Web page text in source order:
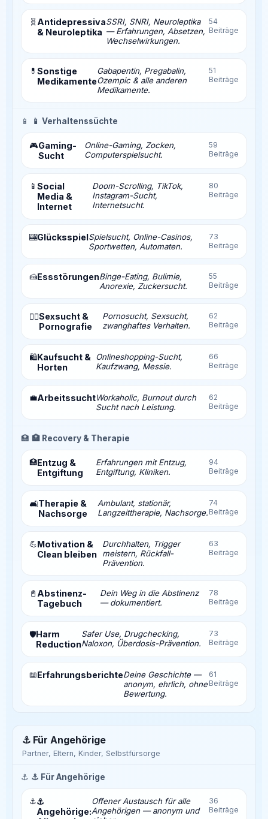
🧬 Antidepressiva
& Neuroleptika
SSRI, SNRI, Neuroleptika
— Erfahrungen, Absetzen,
Wechselwirkungen.
54
Beiträge
💊 Sonstige
Medikamente
Gabapentin, Pregabalin,
Ozempic & alle anderen
Medikamente.
51
Beiträge
📱 📱 Verhaltenssüchte
🎮Gaming-
Sucht
Online-Gaming, Zocken,
Computerspielsucht.
59
Beiträge
📱 Social
Media &
Internet
Doom-Scrolling, TikTok,
Instagram-Sucht,
Internetsucht.
80
Beiträge
🎰GlücksspielSpielsucht, Online-Casinos,
Sportwetten, Automaten.
73
Beiträge
🍰EssstörungenBinge-Eating, Bulimie,
Anorexie, Zuckersucht.
55
Beiträge
❤️‍🔥Sexsucht &
Pornografie
Pornosucht, Sexsucht,
zwanghaftes Verhalten.
62
Beiträge
🛍️Kaufsucht &
Horten
Onlineshopping-Sucht,
Kaufzwang, Messie.
66
Beiträge
💼ArbeitssuchtWorkaholic, Burnout durch
Sucht nach Leistung.
62
Beiträge
🏥 🏥 Recovery & Therapie
🏥Entzug &
Entgiftung
Erfahrungen mit Entzug,
Entgiftung, Kliniken.
94
Beiträge
🛋️Therapie &
Nachsorge
Ambulant, stationär,
Langzeittherapie, Nachsorge.
74
Beiträge
💪Motivation &
Clean bleiben
Durchhalten, Trigger
meistern, Rückfall-
Prävention.
63
Beiträge
📓 Abstinenz-
Tagebuch
Dein Weg in die Abstinenz
— dokumentiert.
78
Beiträge
🛡️Harm
Reduction
Safer Use, Drugchecking,
Naloxon, Überdosis-Prävention.
73
Beiträge
📖ErfahrungsberichteDeine Geschichte —
anonym, ehrlich, ohne
Bewertung.
61
Beiträge
⚓ Für Angehörige
Partner, Eltern, Kinder, Selbstfürsorge
⚓ ⚓ Für Angehörige
⚓⚓
Angehörige:
Offener Austausch für alle
Angehörigen — anonym und
36
Beiträge